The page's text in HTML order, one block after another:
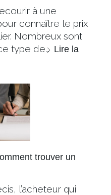
à une
connaître le prix
Nombreux sont
type de… Lire la
trouver un
l’acheteur qui